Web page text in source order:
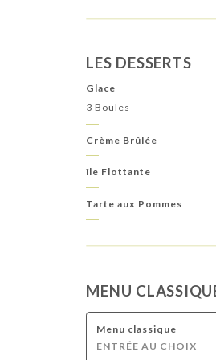
LES DESSERTS
Glace
3 Boules
Crème Brûlée
île Flottante
Tarte aux Pommes
MENU
Menu classique
ENTRÉE AU CHOIX